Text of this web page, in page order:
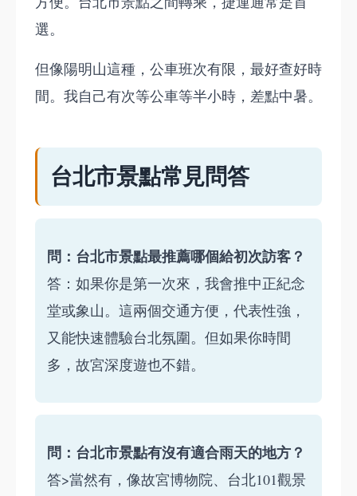
選。
但像陽明山這種，公車班次有限，最好查好時
間。我自己有次等公車等半小時，差點中暑。
台北市景點常見問答
問：台北市景點最推薦哪個給初次訪客？
答：如果你是第一次來，我會推中正紀念
堂或象山。這兩個交通方便，代表性強，
又能快速體驗台北氛圍。但如果你時間
多，故宮深度遊也不錯。
問：台北市景點有沒有適合雨天的地方？
答>當然有，像故宮博物院、台北101觀景